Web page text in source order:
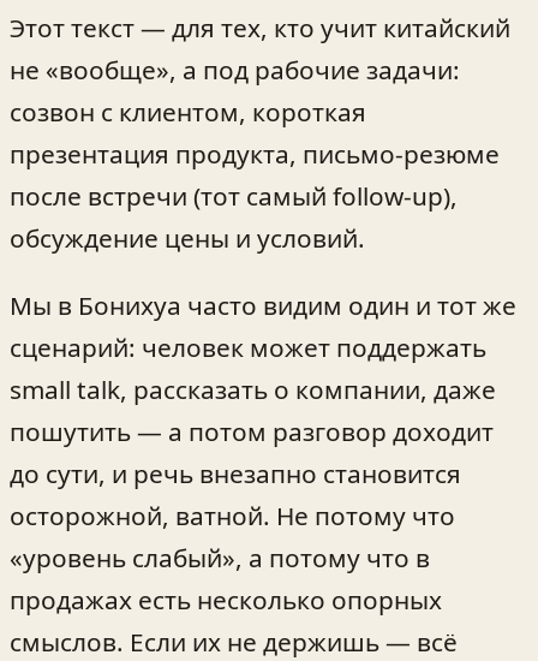
Этот текст — для тех, кто учит китайский
не «вообще», а под рабочие задачи:
созвон с клиентом, короткая
презентация продукта, письмо-резюме
после встречи (тот самый follow‑up),
обсуждение цены и условий.
Мы в Бонихуа часто видим один и тот же
сценарий: человек может поддержать
small talk, рассказать о компании, даже
пошутить — а потом разговор доходит
до сути, и речь внезапно становится
осторожной, ватной. Не потому что
«уровень слабый», а потому что в
продажах есть несколько опорных
смыслов. Если их не держишь — всё